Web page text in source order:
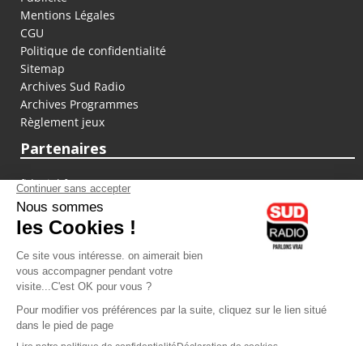
Mentions Légales
CGU
Politique de confidentialité
Sitemap
Archives Sud Radio
Archives Programmes
Règlement jeux
Partenaires
fiducial.fr
lyoncapitale.fr
olympique-et-lyonnais.com
L'application Iphone / Android
Téléchargez l'application
Les cookies